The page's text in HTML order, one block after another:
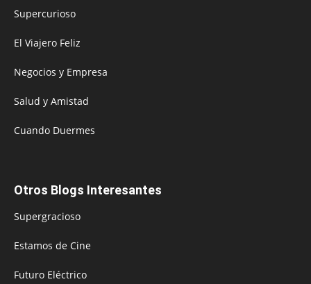
Supercurioso
El Viajero Feliz
Negocios y Empresa
Salud y Amistad
Cuando Duermes
Otros Blogs Interesantes
Supergracioso
Estamos de Cine
Futuro Eléctrico